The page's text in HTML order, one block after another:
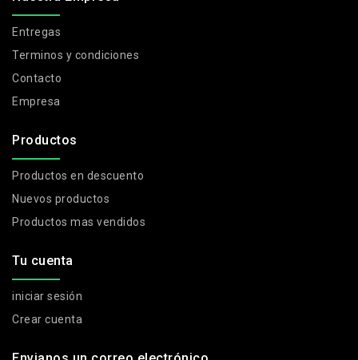
Entregas
Terminos y condiciones
Contacto
Empresa
Productos
Productos en descuento
Nuevos productos
Productos mas vendidos
Tu cuenta
iniciar sesión
Crear cuenta